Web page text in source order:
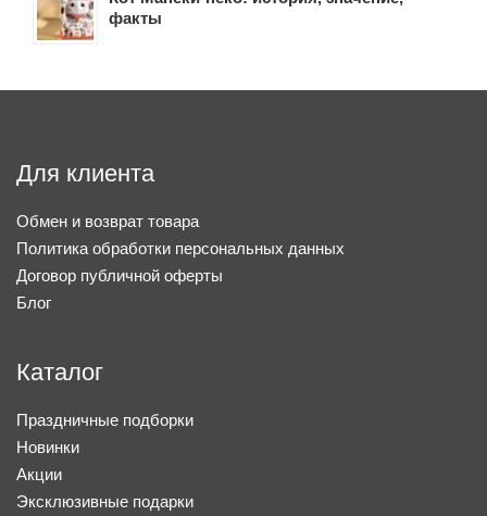
факты
Для клиента
Обмен и возврат товара
Политика обработки персональных данных
Договор публичной оферты
Блог
Каталог
Праздничные подборки
Новинки
Акции
Эксклюзивные подарки